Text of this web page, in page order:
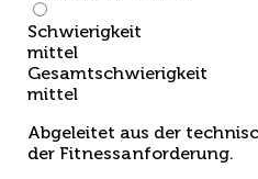
Schwierigkeit
mittel
Gesamtschwierigkeit
mittel
Abgeleitet aus der
der Fitnessanforderung.